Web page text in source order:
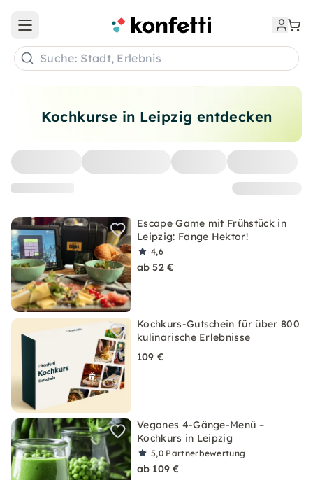
Kochkurse in Leipzig entdecken
Escape Game mit Frühstück in
Leipzig: Fange Hektor!
4,6
ab 52 €
Kochkurs-Gutschein für über 800
kulinarische Erlebnisse
109 €
Veganes 4-Gänge-Menü –
Kochkurs in Leipzig
5,0 Partnerbewertung
ab 109 €
Open main menu
Suche: Stadt, Erlebnis